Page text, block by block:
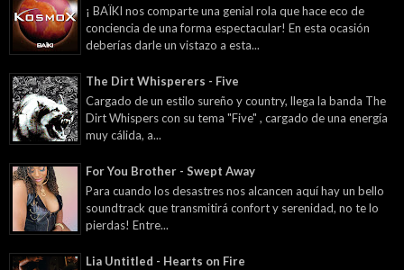
¡ BAÏKI nos comparte una genial rola que hace eco de
conciencia de una forma espectacular! En esta ocasión
deberías darle un vistazo a esta...
The Dirt Whisperers - Five
Cargado de un estilo sureño y country, llega la banda The
Dirt Whispers con su tema "Five" , cargado de una energía
muy cálida, a...
For You Brother - Swept Away
Para cuando los desastres nos alcancen aquí hay un bello
soundtrack que transmitirá confort y serenidad, no te lo
pierdas! Entre...
Lia Untitled - Hearts on Fire